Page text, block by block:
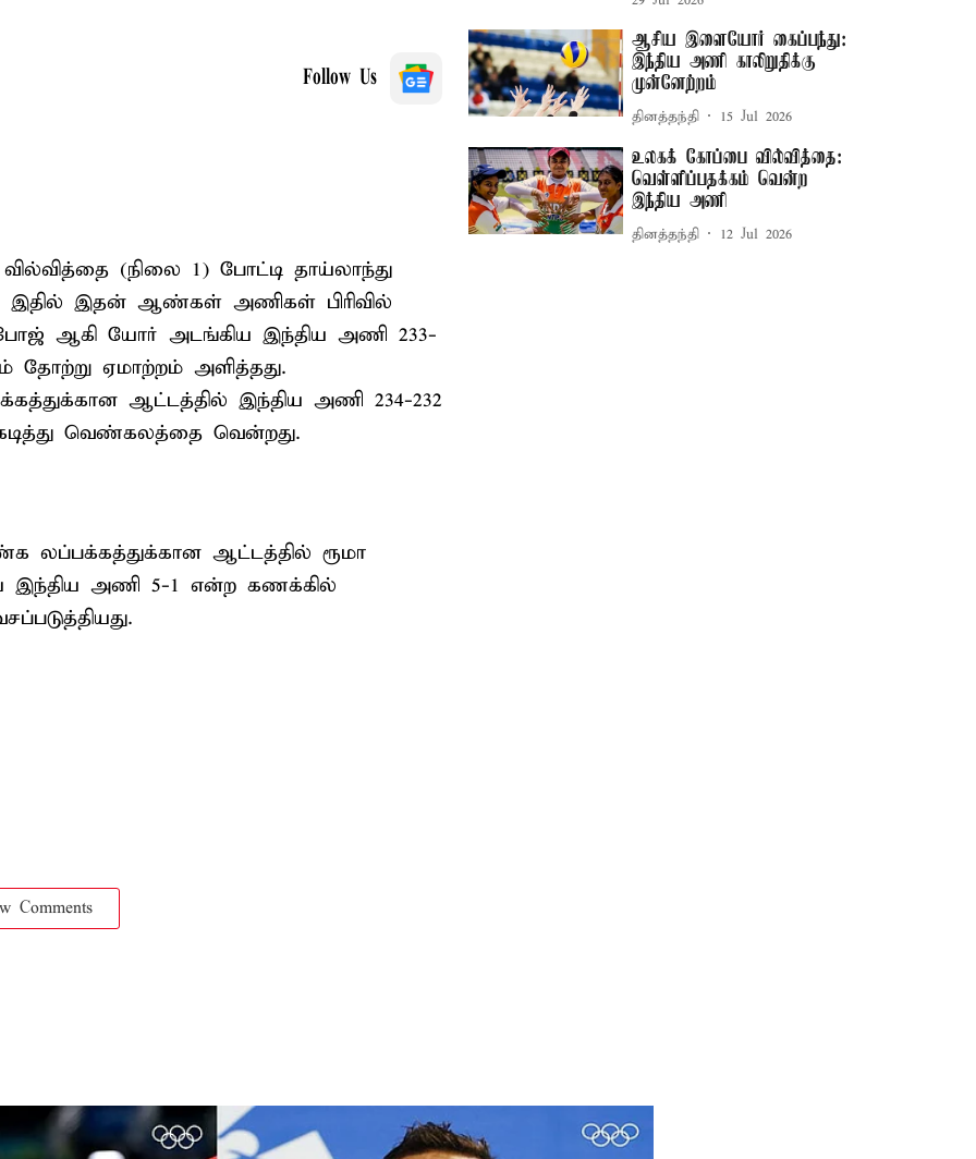
Follow Us
(நிலை 1) போட்டி தாய்லாந்து
இதில் இதன் ஆண்கள் அணிகள் பிரிவில்
ஆகி யோர் அடங்கிய இந்திய அணி 233-
தோற்று ஏமாற்றம் அளித்தது.
ஆட்டத்தில் இந்திய அணி 234-232
வெண்கலத்தை வென்றது.
லப்பக்கத்துக்கான ஆட்டத்தில் ரூமா
இந்திய அணி 5-1 என்ற கணக்கில்
Comments
ஆசிய இளையோர் கைப்பந்து:
இந்திய அணி காலிறுதிக்கு
முன்னேற்றம்
தினத்தந்தி 15 Jul 2026
உலகக் கோப்பை வில்வித்தை:
வெள்ளிப்பதக்கம் வென்ற
இந்திய அணி
தினத்தந்தி 12 Jul 2026